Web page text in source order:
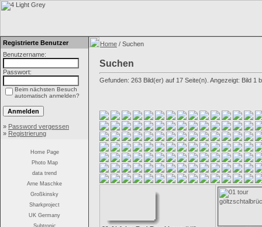
Registrierte Benutzer
Benutzername:
Passwort:
Beim nächsten Besuch
automatisch anmelden?
» Password vergessen
» Registrierung
Home Page
Photo Map
data trend
Arne Maschke
Großkinsky
Sharkproject
UK Germany
Subtronic
Home / Suchen
Suchen
Gefunden: 263 Bild(er) auf 17 Seite(n). Angezeigt: Bild 1